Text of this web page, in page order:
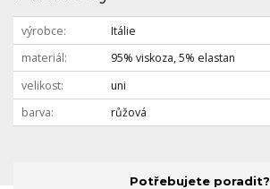
výrobce
Itálie
materiál
95% viskoza, 5% elastan
velikost
uni
barva
růžová
Potřebujete poradit?